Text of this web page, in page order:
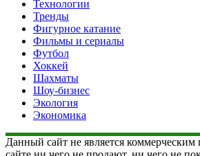
Технологии
Тренды
Фигурное катание
Фильмы и сериалы
Футбол
Хоккей
Шахматы
Шоу-бизнес
Экология
Экономика
Данный сайт не является